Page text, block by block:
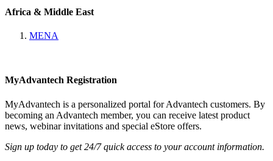
Africa & Middle East
MENA
MyAdvantech Registration
MyAdvantech is a personalized portal for Advantech customers. By
becoming an Advantech member, you can receive latest product
news, webinar invitations and special eStore offers.
Sign up today to get 24/7 quick access to your account information.